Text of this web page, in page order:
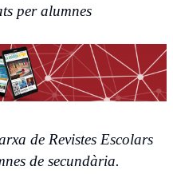
per alumnes
de Revistes Escolars
de secundària.